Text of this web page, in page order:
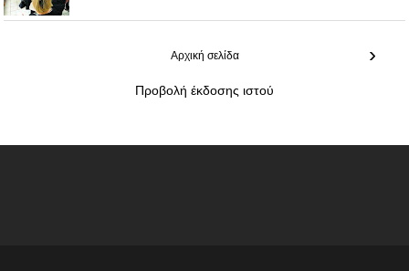
›
Αρχική σελίδα
Προβολή έκδοσης ιστού